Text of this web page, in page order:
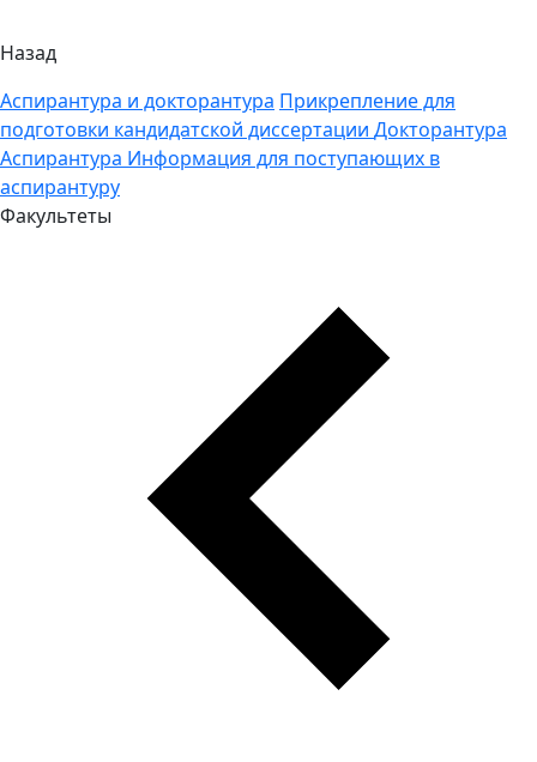
Назад
Аспирантура и докторантура Прикрепление для
подготовки кандидатской диссертации Докторантура
Аспирантура Информация для поступающих в
аспирантуру
Факультеты